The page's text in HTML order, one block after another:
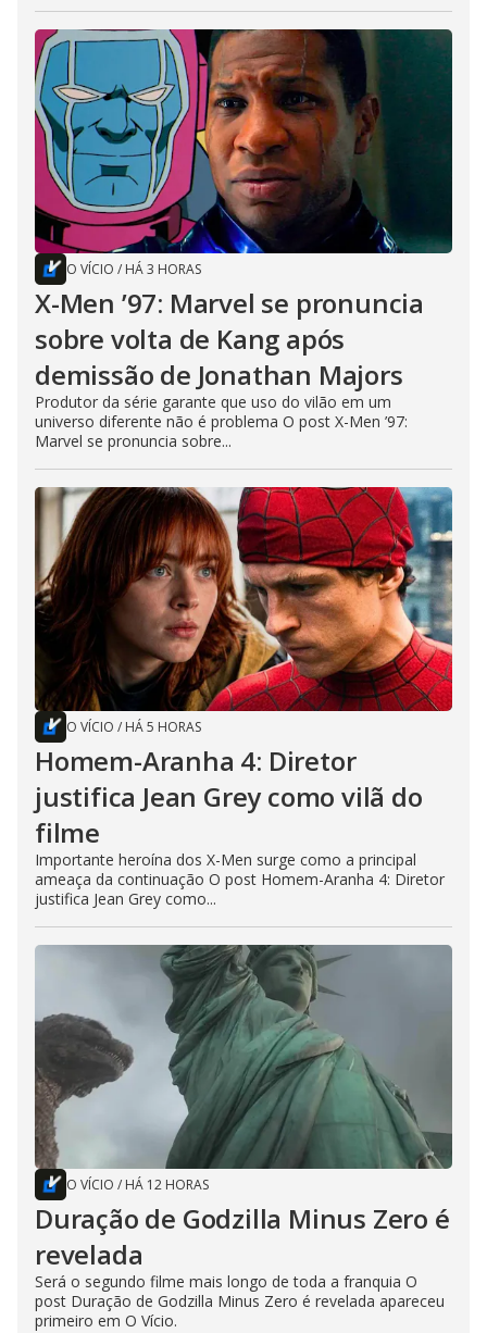
O VÍCIO / HÁ 3 HORAS
X-Men ’97: Marvel se pronuncia
sobre volta de Kang após
demissão de Jonathan Majors
Produtor da série garante que uso do vilão em um
universo diferente não é problema O post X-Men ’97:
Marvel se pronuncia sobre...
O VÍCIO / HÁ 5 HORAS
Homem-Aranha 4: Diretor
justifica Jean Grey como vilã do
filme
Importante heroína dos X-Men surge como a principal
ameaça da continuação O post Homem-Aranha 4: Diretor
justifica Jean Grey como...
O VÍCIO / HÁ 12 HORAS
Duração de Godzilla Minus Zero é
revelada
Será o segundo filme mais longo de toda a franquia O
post Duração de Godzilla Minus Zero é revelada apareceu
primeiro em O Vício.